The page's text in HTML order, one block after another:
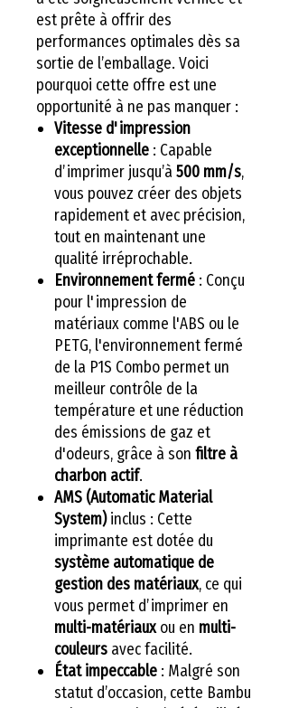
est prête à offrir des
performances optimales dès sa
sortie de l’emballage. Voici
pourquoi cette offre est une
opportunité à ne pas manquer :
Vitesse d'impression
exceptionnelle : Capable
d’imprimer jusqu’à 500 mm/s,
vous pouvez créer des objets
rapidement et avec précision,
tout en maintenant une
qualité irréprochable.
Environnement fermé : Conçu
pour l'impression de
matériaux comme l'ABS ou le
PETG, l'environnement fermé
de la P1S Combo permet un
meilleur contrôle de la
température et une réduction
des émissions de gaz et
d'odeurs, grâce à son filtre à
charbon actif.
AMS (Automatic Material
System)inclus : Cette
imprimante est dotée du
système automatique de
gestion des matériaux, ce qui
vous permet d’imprimer en
multi-matériauxou en multi-
couleurs avec facilité.
État impeccable : Malgré son
statut d’occasion, cette Bambu